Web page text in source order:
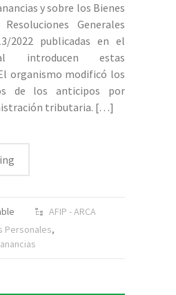
y sobre los Bienes
Generales
2022 publicadas en el
introducen estas
organismo modificó los
de los anticipos por
tributaria. […]
AFIP - ARCA
Personales,